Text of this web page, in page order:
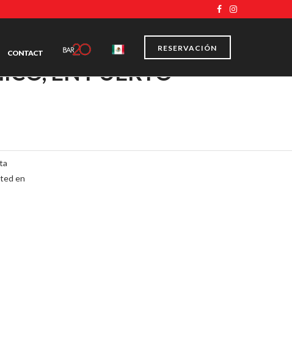
RESERVACIÓN
CONTACT
EN PUERTO
en